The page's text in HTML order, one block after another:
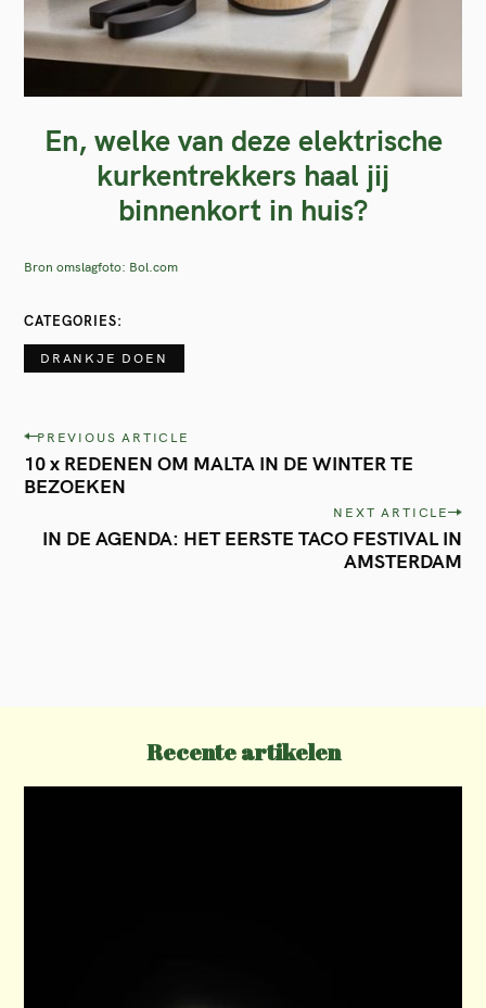
En, welke van deze elektrische
kurkentrekkers haal jij
binnenkort in huis?
Bron omslagfoto: Bol.com
CATEGORIES
DRANKJE DOEN
P
o
t
PREVIOUS ARTICLE
10 x REDENEN OM MALTA IN DE WINTER TE
BEZOEKEN
NEXT ARTICLE
IN DE AGENDA: HET EERSTE TACO FESTIVAL IN
AMSTERDAM
Recente artikelen